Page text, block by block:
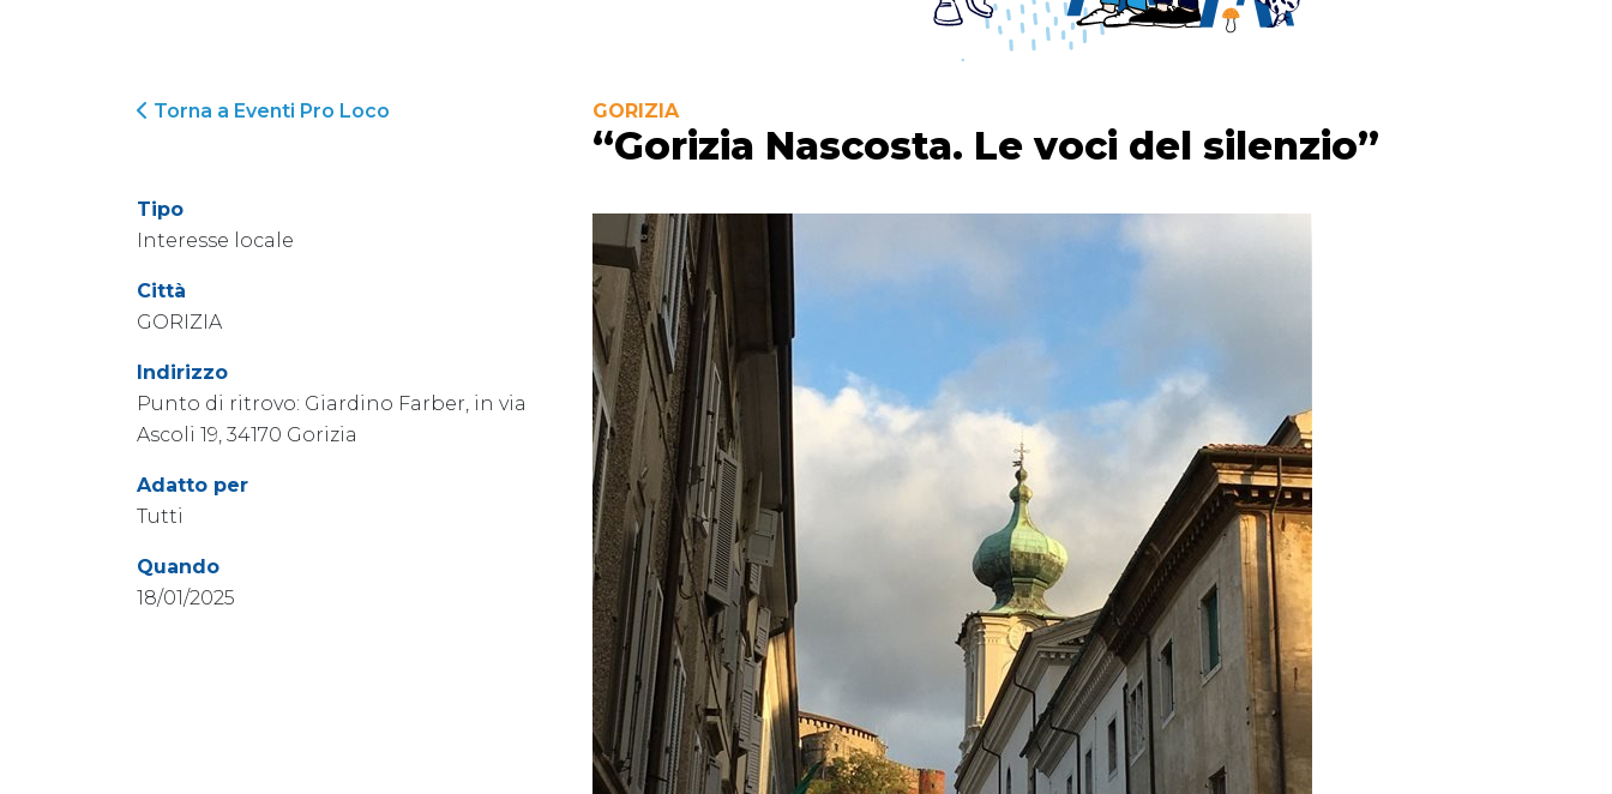
Torna a Eventi Pro Loco
Tipo
Interesse locale
Città
GORIZIA
Indirizzo
Punto di ritrovo: Giardino Farber, in via
Ascoli 19, 34170 Gorizia
Adatto per
Tutti
Quando
18/01/2025
GORIZIA
“Gorizia Nascosta. Le voci del silenzio”